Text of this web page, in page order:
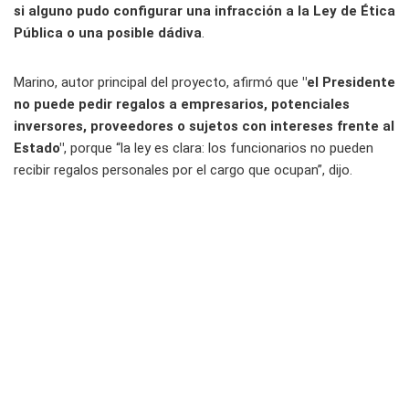
si alguno pudo configurar una infracción a la Ley de Ética
Pública o una posible dádiva.
Marino, autor principal del proyecto, afirmó que "el Presidente
no puede pedir regalos a empresarios, potenciales
inversores, proveedores o sujetos con intereses frente al
Estado", porque “la ley es clara: los funcionarios no pueden
recibir regalos personales por el cargo que ocupan”, dijo.